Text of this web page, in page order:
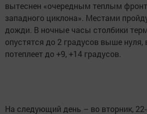
вытеснен «очередным теплым
западного циклона». Местами
дожди. В ночные часы столбики
опустятся до 2 градусов выше нуля,
потеплеет до +9, +14 градусов.
На следующий день – во вторник, 22-